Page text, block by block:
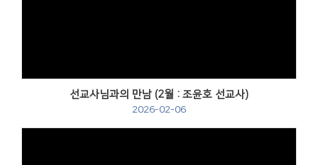
선교사님과의 만남 (2월 : 조윤호 선교사)
2026-02-06